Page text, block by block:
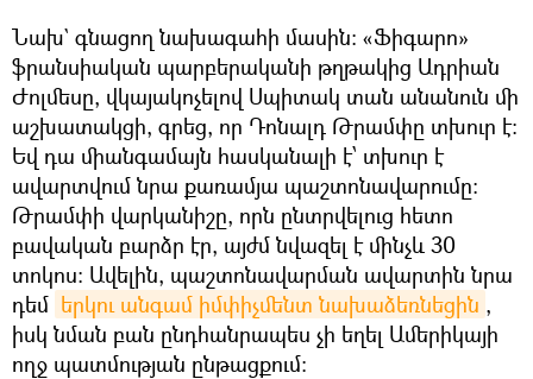
Նախ` գնացող նախագահի մասին։ «Ֆիգարո»
ֆրանսիական պարբերականի թղթակից Ադրիան
Ժոլմեսը, վկայակոչելով Սպիտակ տան անանուն մի
աշխատակցի, գրեց, որ Դոնալդ Թրամփը տխուր է։
Եվ դա միանգամայն հասկանալի է՝ տխուր է
ավարտվում նրա քառամյա պաշտոնավարումը։
Թրամփի վարկանիշը, որն ընտրվելուց հետո
բավական բարձր էր, այժմ նվազել է մինչև 30
տոկոս։ Ավելին, պաշտոնավարման ավարտին նրա
դեմ երկու անգամ իմփիչմենտ նախաձեռնեցին ,
իսկ նման բան ընդհանրապես չի եղել Ամերիկայի
ողջ պատմության ընթացքում։